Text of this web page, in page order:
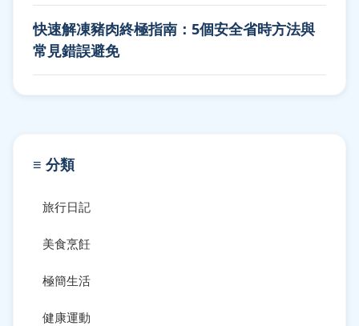
快速解凍豬肉終極指南：5個安全省時方法與
常見錯誤避免
≡ 分類
旅行日記
美食烹飪
極簡生活
健康運動